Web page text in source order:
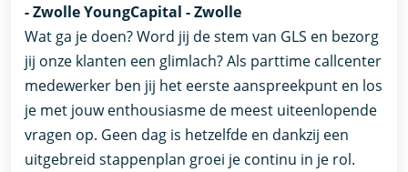
- Zwolle YoungCapital - Zwolle
Wat ga je doen? Word jij de stem van GLS en bezorg
jij onze klanten een glimlach? Als parttime callcenter
medewerker ben jij het eerste aanspreekpunt en los
je met jouw enthousiasme de meest uiteenlopende
vragen op. Geen dag is hetzelfde en dankzij een
uitgebreid stappenplan groei je continu in je rol.